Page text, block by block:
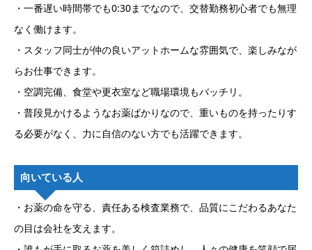
・一番遅い時間帯でも0:30までなので、交替勤務初心者でも無理
なく働けます。
・スタッフ同士が仲の良いアットホームな雰囲気で、楽しみなが
らお仕事できます。
・空調完備、食堂や更衣室など職場環境もバッチリ。
・普段見かけるようなお薬ばかりなので、重いものを持ったりす
る必要がなく、力に自信のない方でも活躍できます。
向いている人
・お薬の命を守る、責任ある検査業務で、品質にこだわるあなた
の目は会社を支えます。